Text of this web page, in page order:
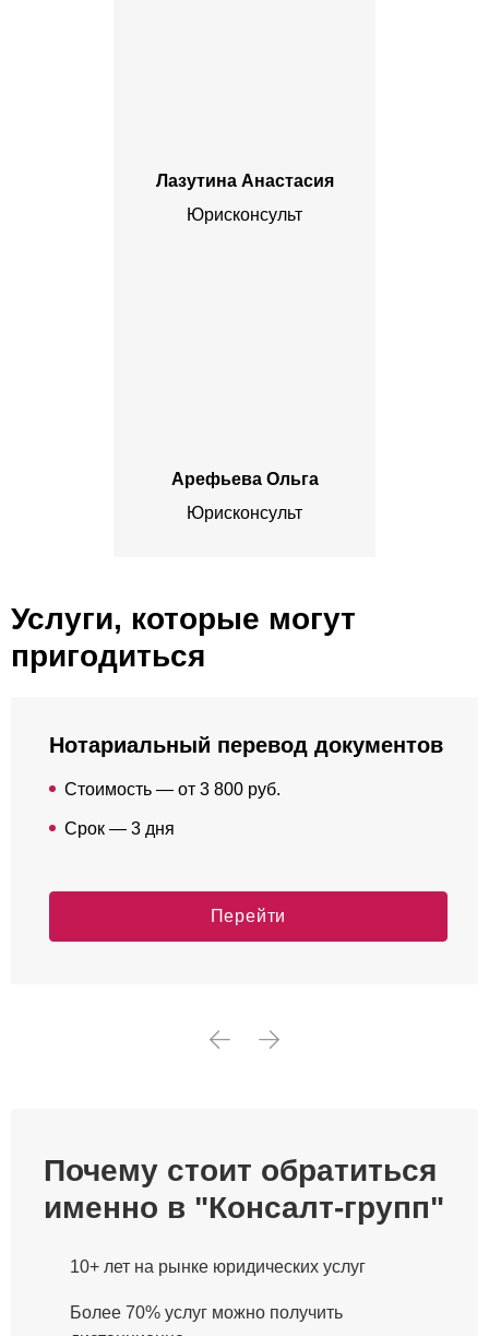
Лазутина Анастасия
Юрисконсульт
Арефьева Ольга
Юрисконсульт
Услуги, которые могут
пригодиться
Нотариальный перевод документов
Стоимость — от 3 800 руб.
Срок — 3 дня
Перейти
Почему стоит обратиться
именно в "Консалт-групп"
10+ лет на рынке юридических услуг
Более 70% услуг можно получить